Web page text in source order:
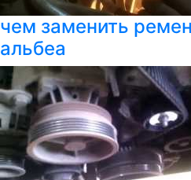
чем заменить
альбеа